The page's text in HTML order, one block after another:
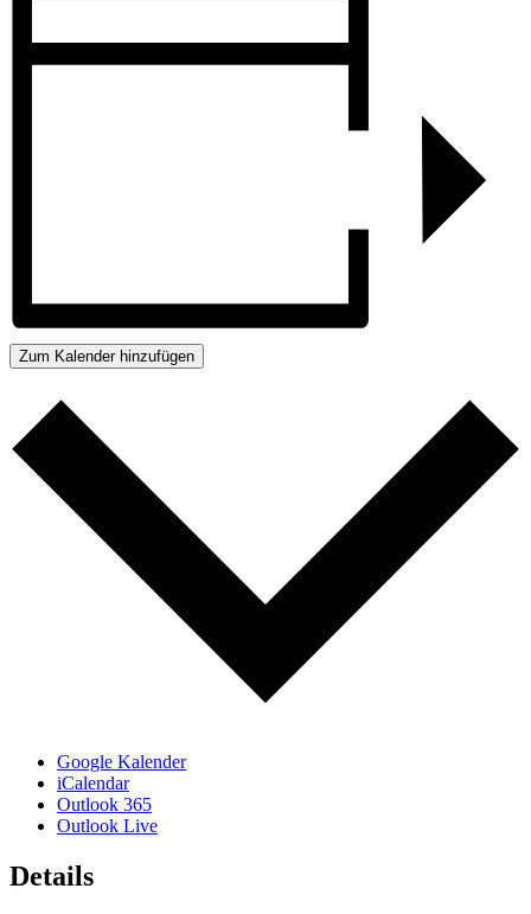
Zum Kalender hinzufügen
Google Kalender
iCalendar
Outlook 365
Outlook Live
Details